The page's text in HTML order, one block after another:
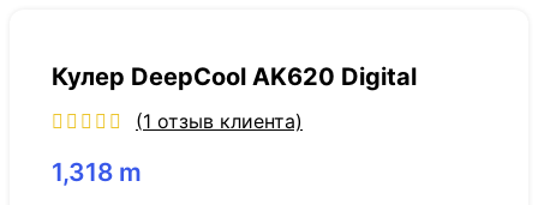
Кулер DeepCool AK620 Digital
(1 отзыв клиента)
1,318 m